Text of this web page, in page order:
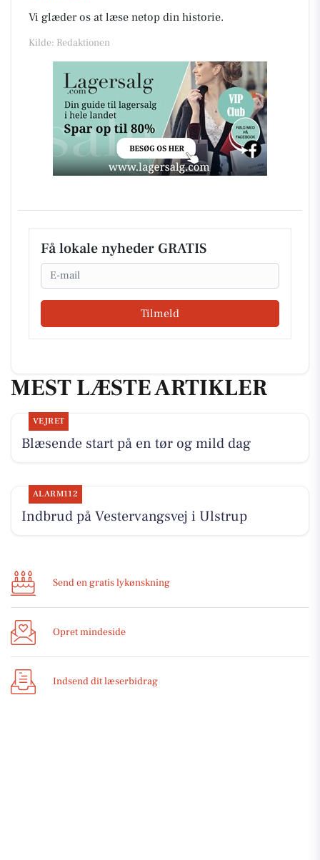
Vi glæder os at læse netop din historie.
Kilde: Redaktionen
Få lokale nyheder GRATIS
Email
Tilmeld
MEST LÆSTE ARTIKLER
VEJRET
Blæsende start på en tør og mild dag
ALARM112
Indbrud på Vestervangsvej i Ulstrup
Send en gratis lykønskning
Opret mindeside
Indsend dit læserbidrag